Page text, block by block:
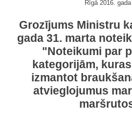
Rīgā 2016.
Grozījums Ministru
gada 31. marta
"Noteikumi par
kategorijām,
izmantot
atvieglojumus